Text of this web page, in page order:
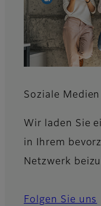
Soziale Medien
Wir laden Sie
in Ihrem
Netzwerk
Folgen Sie uns